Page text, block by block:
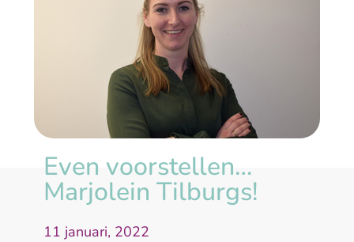
Even voorstellen…
Marjolein Tilburgs!
11 januari, 2022